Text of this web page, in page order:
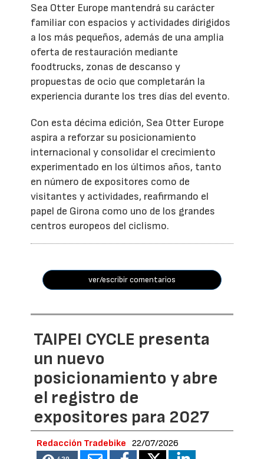
Sea Otter Europe mantendrá su carácter
familiar con espacios y actividades dirigidos
a los más pequeños, además de una amplia
oferta de restauración mediante
foodtrucks, zonas de descanso y
propuestas de ocio que completarán la
experiencia durante los tres días del evento.
Con esta décima edición, Sea Otter Europe
aspira a reforzar su posicionamiento
internacional y consolidar el crecimiento
experimentado en los últimos años, tanto
en número de expositores como de
visitantes y actividades, reafirmando el
papel de Girona como uno de los grandes
centros europeos del ciclismo.
ver/escribir comentarios
TAIPEI CYCLE presenta
un nuevo
posicionamiento y abre
el registro de
expositores para 2027
Redacción Tradebike 22/07/2026